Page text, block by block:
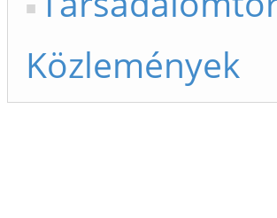
Közlemények